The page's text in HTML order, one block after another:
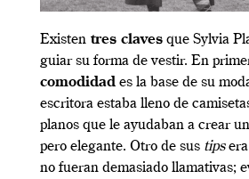
Existen tres claves que Sylvia
guiar su forma de vestir. En
comodidad es la base de su
escritora estaba lleno de
planos que le ayudaban a crear un
pero elegante. Otro de sus tips
no fueran demasiado llamativas;